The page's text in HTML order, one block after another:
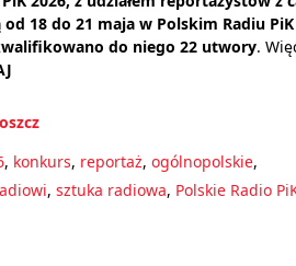
18 do 21 maja w Polskim Radiu
do niego 22 utwory.
, konkurs, reportaż, ogólnopolskie,
, sztuka radiowa, Polskie Radio